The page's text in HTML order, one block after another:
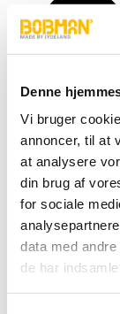
Denne
Vi bruger
annoncer, til at
at analysere
din brug af
for sociale
data med
de har
Super,